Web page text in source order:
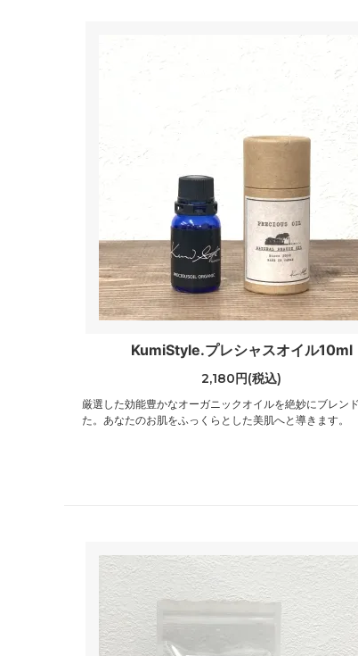
KumiStyle.プレシャスオイル10ml
2,180円(税込)
厳選した効能豊かなオーガニックオイルを絶妙にブレン
た。あなたのお肌をふっくらとした美肌へと導きます。